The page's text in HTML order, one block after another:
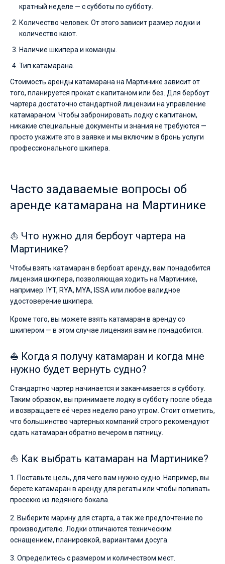
кратный неделе — с субботы по субботу.
Количество человек. От этого зависит размер лодки и
количество кают.
Наличие шкипера и команды.
Тип катамарана.
Стоимость аренды катамарана на Мартинике зависит от
того, планируется прокат с капитаном или без. Для бербоут
чартера достаточно стандартной лицензии на управление
катамараном. Чтобы забронировать лодку с капитаном,
никакие специальные документы и знания не требуются —
просто укажите это в заявке и мы включим в бронь услуги
профессионального шкипера.
Часто задаваемые вопросы об
аренде катамарана на Мартинике
⛵ Что нужно для бербоут чартера на
Мартинике?
Чтобы взять катамаран в бербоат аренду, вам понадобится
лицензия шкипера, позволяющая ходить на Мартинике,
например: IYT, RYA, MYA, ISSA или любое валидное
удостоверение шкипера.
Кроме того, вы можете взять катамаран в аренду со
шкипером — в этом случае лицензия вам не понадобится.
⛵ Когда я получу катамаран и когда мне
нужно будет вернуть судно?
Стандартно чартер начинается и заканчивается в субботу.
Таким образом, вы принимаете лодку в субботу после обеда
и возвращаете её через неделю рано утром. Стоит отметить,
что большинство чартерных компаний строго рекомендуют
сдать катамаран обратно вечером в пятницу.
⛵ Как выбрать катамаран на Мартинике?
1. Поставьте цель, для чего вам нужно судно. Например, вы
берете катамаран в аренду для регаты или чтобы попивать
просекко из ледяного бокала.
2. Выберите марину для старта, а так же предпочтение по
производителю. Лодки отличаются техническим
оснащением, планировкой, вариантами досуга.
3. Определитесь с размером и количеством мест.